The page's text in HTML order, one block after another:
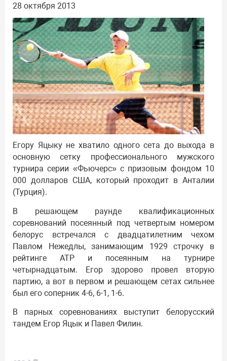
28 октября 2013
Егору Яцыку не хватило одного сета до выхода в
основную сетку профессионального мужского
турнира серии «Фьючерс» с призовым фондом 10
000 долларов США, который проходит в Анталии
(Турция).
В решающем раунде квалификационных
соревнований посеянный под четвертым номером
белорус встречался с двадцатилетним чехом
Павлом Нежедлы, занимающим 1929 строчку в
рейтинге АТР и посеянным на турнире
четырнадцатым. Егор здорово провел вторую
партию, а вот в первом и решающем сетах сильнее
был его соперник 4-6, 6-1, 1-6.
В парных соревнованиях выступит белорусский
тандем Егор Яцык и Павел Филин.